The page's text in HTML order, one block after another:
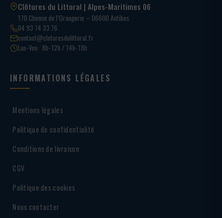
Clôtures du Littoral | Alpes-Maritimes 06
170 Chemin de l’Orangerie – 06600 Antibes
04 93 74 33 76
contact@cloturesdulittoral.fr
Lun-Ven · 8h-12h / 14h-18h
INFORMATIONS LÉGALES
Mentions légales
Politique de confidentialité
Conditions de livraison
CGV
Politique des cookies
Nous contacter